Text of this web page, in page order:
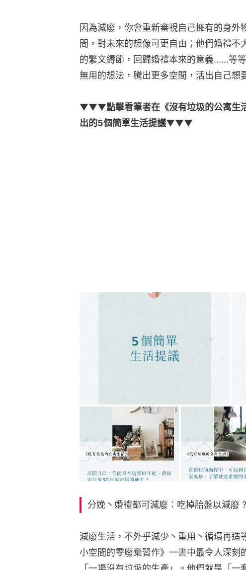
因為減廢，你會重新審視自己擁有的身
間，對未來的想像可更自由；他們婚禮不
的繁文縟節，回歸婚禮本來的意義......等
無用的想法，騰出更多空間，活出自己想
▼▼▼點擊看筆者在《沒有垃圾的公寓生
出的5個簡單生活提議▼▼▼
分娩丶婚禮都可減廢：吃掉胎盤以減廢 ?
減廢生活，不外乎減少丶重用丶循環再造
小空間的零廢棄習作》一書中最令人深刻